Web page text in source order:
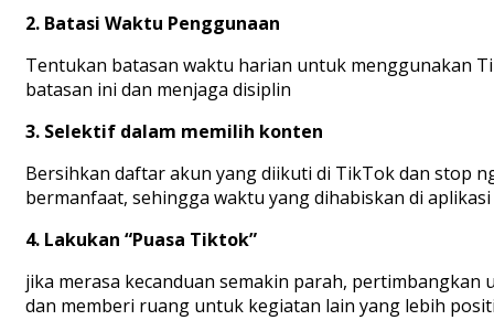
2. Batasi Waktu Penggunaan
Tentukan batasan waktu harian untuk menggunakan
batasan ini dan menjaga disiplin
3. Selektif dalam memilih konten
Bersihkan daftar akun yang diikuti di TikTokdan stop
bermanfaat, sehingga waktu yang dihabiskan di
4. Lakukan “Puasa Tiktok”
jika merasa kecanduan semakin parah,
dan memberi ruang untuk kegiatan lain yang lebih